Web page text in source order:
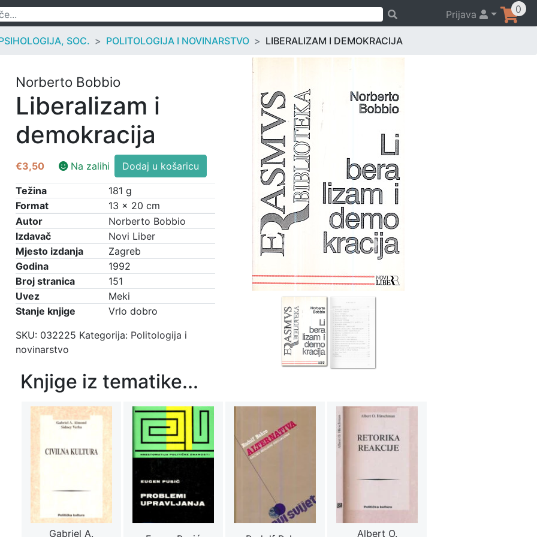
Prijava 0
SOC. POLITOLOGIJA I NOVINARSTVO LIBERALIZAM I DEMOKRACIJA
Norberto Bobbio
Liberalizam i
demokracija
€3,50 Na zalihi
Liberalizam
i
demokracija
količina
Dodaj u košaricu
Težina
181 g
Format
13 × 20 cm
Autor
Norberto Bobbio
Izdavač
Novi Liber
Mjesto izdanja
Zagreb
Godina
1992
Broj stranica
151
Uvez
Meki
Stanje knjige
Vrlo dobro
SKU: 032225 Kategorija: Politologija i
novinarstvo
Previous Next
Knjige iz tematike...
Gabriel A. Albert O.